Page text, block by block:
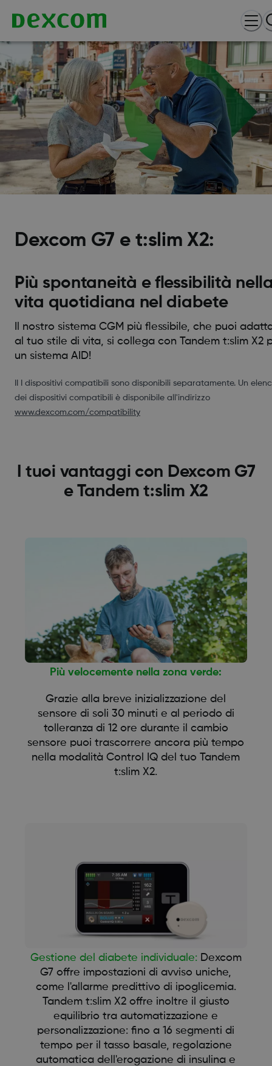
Dexcom G7 e t:slim X2:
Più spontaneità e flessibilità
vita quotidiana nel diabete
Il nostro sistema CGM più flessibile, che puoi
al tuo stile di vita, si collega con Tandem t:slim X2
un sistema AID!
II I dispositivi compatibili sono disponibili separatamente. Un
dei dispositivi compatibili è disponibile all'indirizzo
www.dexcom.com/compatibility
I tuoi vantaggi con Dexcom G7
e Tandem t:slim X2
Più velocemente nella zona verde:
Grazie alla breve inizializzazione del
sensore di soli 30 minuti e al periodo di
tolleranza di 12 ore durante il cambio
sensore puoi trascorrere ancora più tempo
nella modalità Control IQ del tuo Tandem
t:slim X2.
Gestione del diabete individuale: Dexcom
G7 offre impostazioni di avviso uniche,
come l'allarme predittivo di ipoglicemia.
Tandem t:slim X2 offre inoltre il giusto
equilibrio tra automatizzazione e
personalizzazione: fino a 16 segmenti di
tempo per il tasso basale, regolazione
automatica dell'erogazione di insulina e